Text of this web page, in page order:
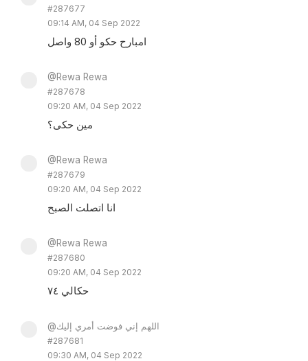
#287677
09:14 AM, 04 Sep 2022
امبارح حكو أو 80 واصل
@Rewa Rewa
#287678
09:20 AM, 04 Sep 2022
مين حكى؟
@Rewa Rewa
#287679
09:20 AM, 04 Sep 2022
انا اتصلت الصبح
@Rewa Rewa
#287680
09:20 AM, 04 Sep 2022
حكالي ٧٤
@اللهم إني فوضت أمري إليك
#287681
09:30 AM, 04 Sep 2022